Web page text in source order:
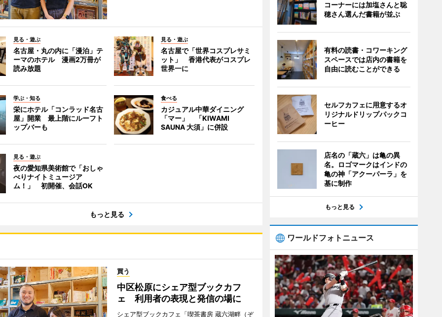
見る・遊ぶ
名古屋・丸の内に「漫泊」テ
ーマのホテル 漫画2万冊が
読み放題
見る・遊ぶ
名古屋で「世界コスプレサミ
ット」 香港代表がコスプレ
世界一に
学ぶ・知る
栄にホテル「コンラッド名古
屋」開業 最上階にルーフト
ップバーも
食べる
カジュアル中華ダイニング
「マー」 「KIWAMI
SAUNA 大須」に併設
見る・遊ぶ
夜の愛知県美術館で「おしゃ
べりナイトミュージア
ム！」 初開催、会話OK
もっと見る
買う
中区松原にシェア型ブックカフ
ェ 利用者の表現と発信の場に
シェア型ブックカフェ「喫茶書房 蔵六湖畔（ぞ
コーナーには加塩さんと聡
穂さん選んだ書籍が並ぶ
有料の読書・コワーキング
スペースでは店内の書籍を
自由に読むことができる
セルフカフェに用意するオ
リジナルドリップパックコ
ーヒー
店名の「蔵六」は亀の異
名。ロゴマークはインドの
亀の神「アクーパーラ」を
基に制作
もっと見る
ワールドフォトニュース